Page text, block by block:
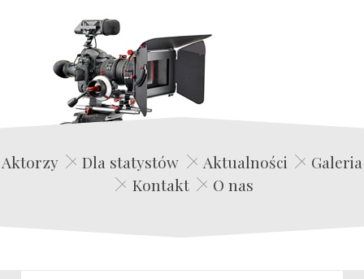
Edwin Film Agencja Aktorska
Aktorzy Dla statystów Aktualności
Galeria
Kontakt
O nas